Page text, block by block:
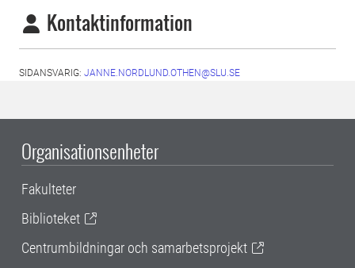
Kontaktinformation
SIDANSVARIG: JANNE.NORDLUND.OTHEN@SLU.SE
Organisationsenheter
Fakulteter
Biblioteket
Centrumbildningar och samarbetsprojekt